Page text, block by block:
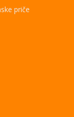
priče